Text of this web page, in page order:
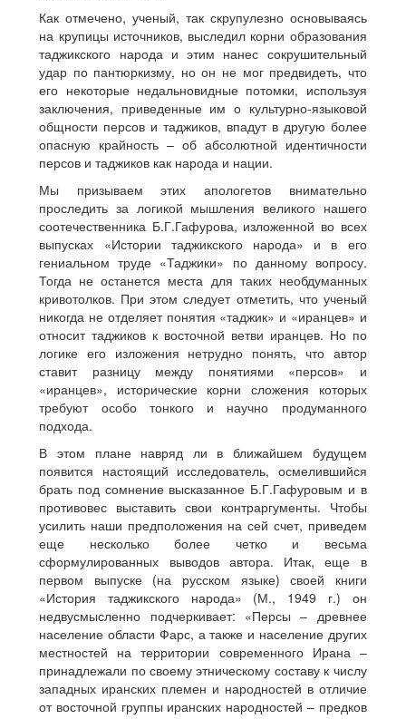
Как отмечено, ученый, так скрупулезно основываясь
на крупицы источников, выследил корни образования
таджикского народа и этим нанес сокрушительный
удар по пантюркизму, но он не мог предвидеть, что
его некоторые недальновидные потомки, используя
заключения, приведенные им о культурно-языковой
общности персов и таджиков, впадут в другую более
опасную крайность – об абсолютной идентичности
персов и таджиков как народа и нации.
Мы призываем этих апологетов внимательно
проследить за логикой мышления великого нашего
соотечественника Б.Г.Гафурова, изложенной во всех
выпусках «Истории таджикского народа» и в его
гениальном труде «Таджики» по данному вопросу.
Тогда не останется места для таких необдуманных
кривотолков. При этом следует отметить, что ученый
никогда не отделяет понятия «таджик» и «иранцев» и
относит таджиков к восточной ветви иранцев. Но по
логике его изложения нетрудно понять, что автор
ставит разницу между понятиями «персов» и
«иранцев», исторические корни сложения которых
требуют особо тонкого и научно продуманного
подхода.
В этом плане навряд ли в ближайшем будущем
появится настоящий исследователь, осмелившийся
брать под сомнение высказанное Б.Г.Гафуровым и в
противовес выставить свои контраргументы. Чтобы
усилить наши предположения на сей счет, приведем
еще несколько более четко и весьма
сформулированных выводов автора. Итак, еще в
первом выпуске (на русском языке) своей книги
«История таджикского народа» (М., 1949 г.) он
недвусмысленно подчеркивает: «Персы – древнее
население области Фарс, а также и население других
местностей на территории современного Ирана –
принадлежали по своему этническому составу к числу
западных иранских племен и народностей в отличие
от восточной группы иранских народностей – предков